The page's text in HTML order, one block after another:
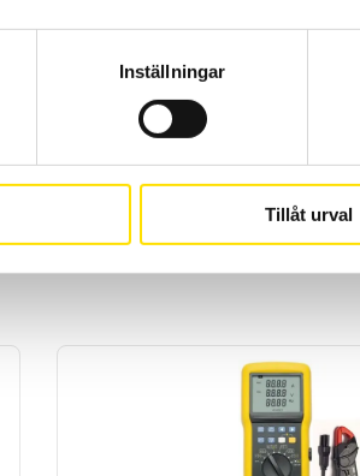
Inställningar
Tillåt urval